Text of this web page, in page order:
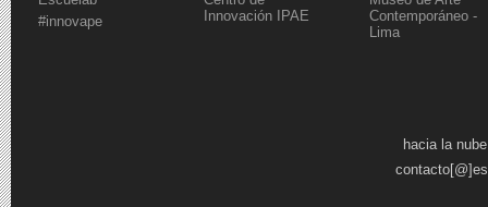
#innovape
Innovación IPAE
Contemporáneo -
Lima
hacia la